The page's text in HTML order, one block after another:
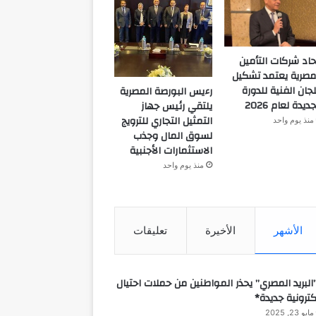
شركات التأمين
يعتمد تشكيل
الفنية للدورة
لعام 2026
منذ يوم واحد
رءيس البورصة المصرية
يلتقي رئيس جهاز
التمثيل التجاري للترويج
لسوق المال وجذب
الاستثمارات الأجنبية
منذ يوم واحد
الأشهر الأخيرة تعليقات
المصري” يحذر المواطنين من حملات احتيال
جديدة*
مايو 23, 2025